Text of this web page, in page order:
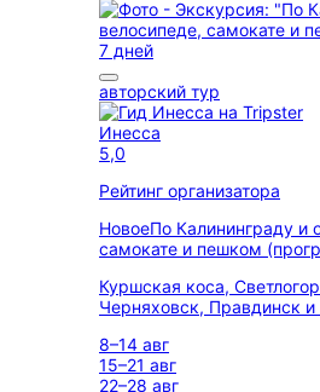
7 дней
авторский тур
Инесса
5,0
Рейтинг организатора
НовоеПо Калининграду и
самокате и пешком
Куршская коса,
Черняховск, Правдинск
8–14 авг
15–21 авг
22–28 авг